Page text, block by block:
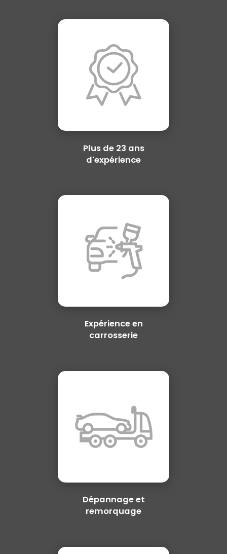
Plus de 23 ans
d'expérience
Expérience en
carrosserie
Dépannage et
remorquage